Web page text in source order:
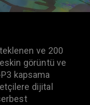
ve 200
görüntü ve
kapsama
dijital